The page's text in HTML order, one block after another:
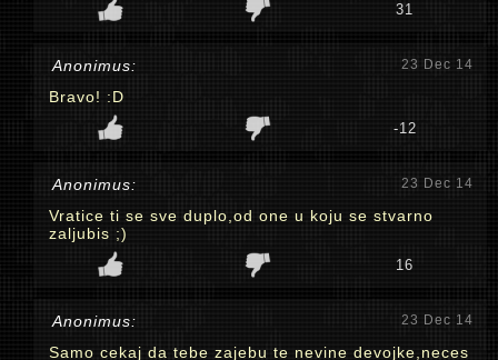
31
Anonimus: 23 Dec 14
Bravo! :D
-12
Anonimus: 23 Dec 14
Vratice ti se sve duplo,od one u koju se stvarno
zaljubis ;)
16
Anonimus: 23 Dec 14
Samo cekaj da tebe zajebu te nevine devojke,neces